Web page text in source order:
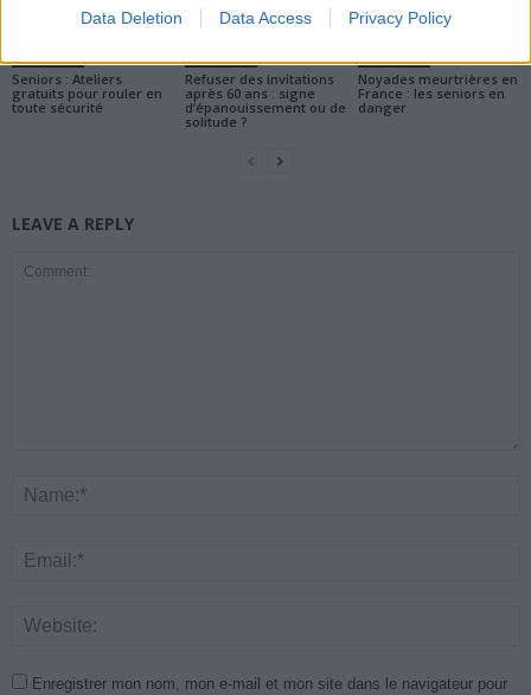
Data Deletion Data Access Privacy Policy
Actualités
Seniors : Ateliers
gratuits pour rouler en
toute sécurité
Actualités
Refuser des invitations
après 60 ans : signe
d’épanouissement ou de
solitude ?
Actualités
Noyades meurtrières en
France : les seniors en
danger
LEAVE A REPLY
Enregistrer mon nom, mon e-mail et mon site dans le navigateur pour